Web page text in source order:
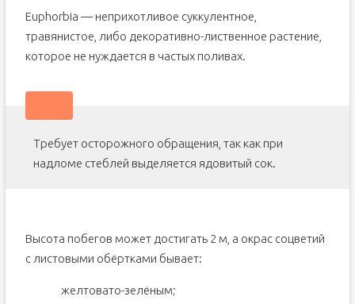
Euphorbia — неприхотливое суккулентное,
травянистое, либо декоративно-лиственное растение,
которое не нуждается в частых поливах.
Требует осторожного обращения, так как при
надломе стеблей выделяется ядовитый сок.
Высота побегов может достигать 2 м, а окрас соцветий
с листовыми обёртками бывает:
желтовато-зелёным;